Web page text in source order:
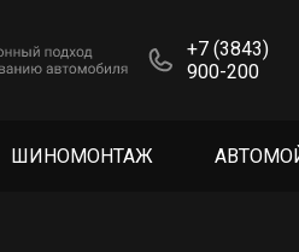
+7 (3843)
900-200
ШИНОМОНТАЖ